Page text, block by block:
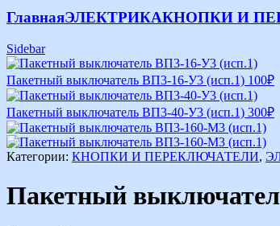
ГлавнаяЭЛЕКТРИКАКНОПКИ И
Sidebar
Пакетный выключатель ВП3-16-У3 (исп.1) 100₽
Пакетный выключатель ВП3-40-У3 (исп.1) 300₽
Категории: КНОПКИ И ПЕРЕКЛЮЧАТЕЛИ,
Пакетный